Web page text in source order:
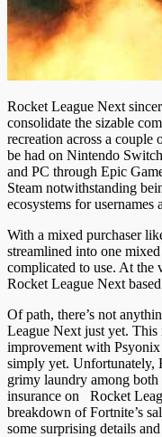
Rocket League Next
consolidate the sizable
recreation across a
be had on Nintendo
and PC through Epic
Steam notwithstanding
ecosystems for usernames
With a mixed purchaser
streamlined into one
complicated to use. At the
Rocket League Next
Of path, there’s not
League Next just yet.
improvement with Psyonix
simply yet. Unfortunately,
grimy laundry among
insurance on Rocket
breakdown of Fortnite’s
some surprising details and